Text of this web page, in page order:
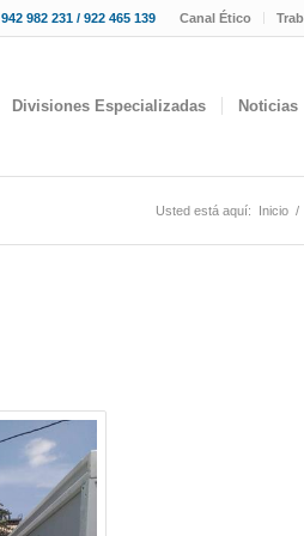
Canal Ético
942 982 231 / 922 465 139
Divisiones Especializadas Noticias
Usted está aquí: Inicio /